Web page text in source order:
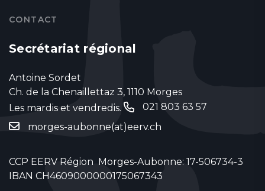
CONTACT
Secrétariat régional
Antoine Sordet
Ch. de la Chenaillettaz 3, 1110 Morges
Les mardis et vendredis.
021 803 63 57
morges-aubonne(at)eerv.ch
CCP EERV Région Morges-Aubonne: 17-506734-3
IBAN CH4609000000175067343